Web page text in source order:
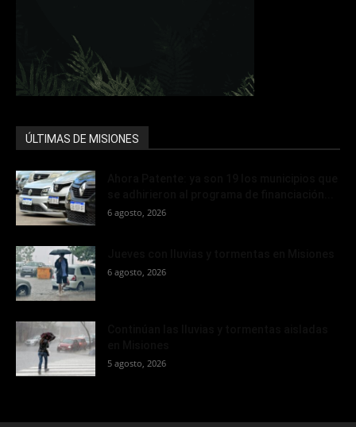
ÚLTIMAS DE MISIONES
6 agosto, 2026
6 agosto, 2026
5 agosto, 2026